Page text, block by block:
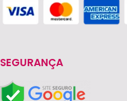
SEGURANÇA